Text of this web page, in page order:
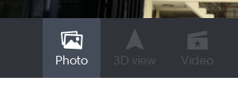
Photo 3D view Video